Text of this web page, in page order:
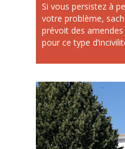
Si vous persistez à
votre problème,
prévoit des
pour ce type